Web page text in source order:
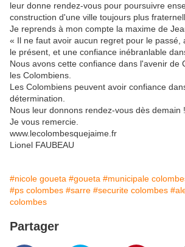
leur donne rendez-vous pour poursuivre
construction d'une ville toujours plus
Je reprends à mon compte la maxime de
« Il ne faut avoir aucun regret pour le passé,
le présent, et une confiance inébranlable
Nous avons cette confiance dans l'avenir de
les Colombiens.
Les Colombiens peuvent avoir confiance
détermination.
Nous leur donnons rendez-vous dès demain !
Je vous remercie.
www.lecolombesquejaime.fr
Lionel FAUBEAU
#nicole goueta #goueta #municipale
#ps colombes #sarre #securite colombes
colombes
Partager